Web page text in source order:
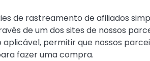
de rastreamento de afiliados
de um dos sites de nossos
permitir que nossos
fazer uma compra.